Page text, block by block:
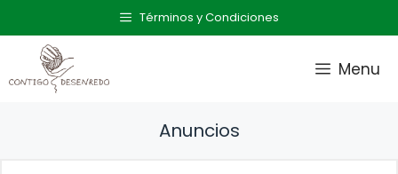
al
contenido
Términos y Condiciones
Menu
Anuncios